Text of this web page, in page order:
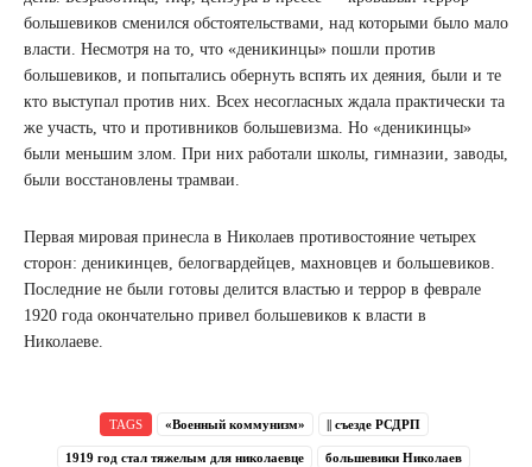
большевиков сменился обстоятельствами, над которыми было мало
власти. Несмотря на то, что «деникинцы» пошли против
большевиков, и попытались обернуть вспять их деяния, были и те
кто выступал против них. Всех несогласных ждала практически та
же участь, что и противников большевизма. Но «деникинцы»
были меньшим злом. При них работали школы, гимназии, заводы,
были восстановлены трамваи.
Первая мировая принесла в Николаев противостояние четырех
сторон: деникинцев, белогвардейцев, махновцев и большевиков.
Последние не были готовы делится властью и террор в феврале
1920 года окончательно привел большевиков к власти в
Николаеве.
TAGS «Военный коммунизм» || съезде РСДРП
1919 год стал тяжелым для николаевце большевики Николаев